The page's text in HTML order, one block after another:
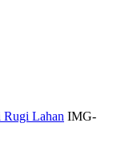
Rugi Lahan IMG-